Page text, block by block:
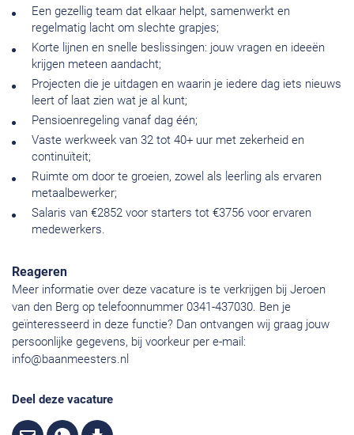
Een gezellig team dat elkaar helpt, samenwerkt en
regelmatig lacht om slechte grapjes;
Korte lijnen en snelle beslissingen: jouw vragen en ideeën
krijgen meteen aandacht;
Projecten die je uitdagen en waarin je iedere dag iets nieuws
leert of laat zien wat je al kunt;
Pensioenregeling vanaf dag één;
Vaste werkweek van 32 tot 40+ uur met zekerheid en
continuïteit;
Ruimte om door te groeien, zowel als leerling als ervaren
metaalbewerker;
Salaris van €2852 voor starters tot €3756 voor ervaren
medewerkers.
Reageren
Meer informatie over deze vacature is te verkrijgen bij Jeroen
van den Berg op telefoonnummer 0341-437030. Ben je
geïnteresseerd in deze functie? Dan ontvangen wij graag jouw
persoonlijke gegevens, bij voorkeur per e-mail:
info@baanmeesters.nl
Deel deze vacature